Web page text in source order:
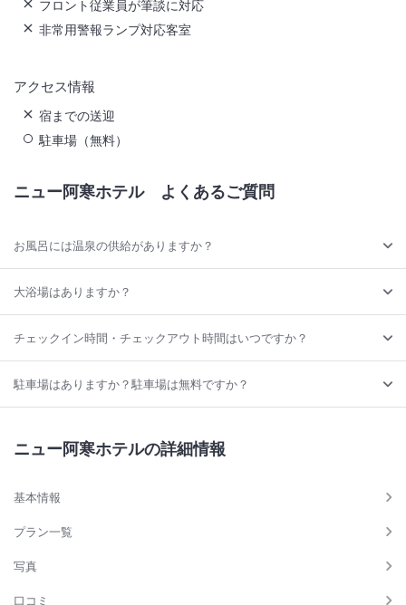
フロント従業員が筆談に対応
非常用警報ランプ対応客室
アクセス情報
宿までの送迎
駐車場（無料）
ニュー阿寒ホテルよくあるご質問
お風呂には温泉の供給がありますか？
大浴場はありますか？
チェックイン時間・チェックアウト時間はいつですか？
駐車場はありますか？駐車場は無料ですか？
ニュー阿寒ホテルの詳細情報
基本情報
プラン一覧
写真
口コミ